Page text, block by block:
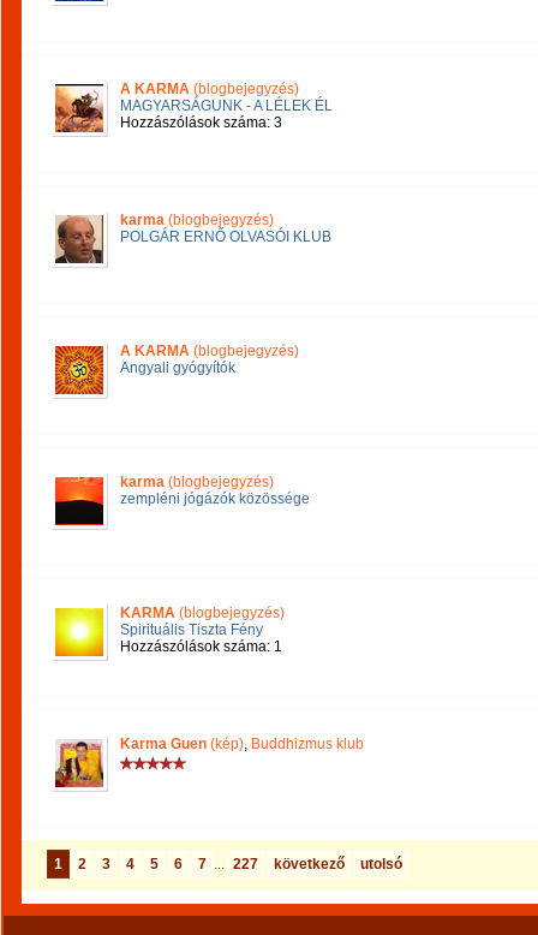
A KARMA (blogbejegyzés)
MAGYARSÁGUNK - A LÉLEK ÉL
Hozzászólások száma: 3
karma (blogbejegyzés)
POLGÁR ERNŐ OLVASÓI KLUB
A KARMA (blogbejegyzés)
Angyali gyógyítók
karma (blogbejegyzés)
zempléni jógázók közössége
KARMA (blogbejegyzés)
Spirituális Tiszta Fény
Hozzászólások száma: 1
Karma Guen (kép), Buddhizmus klub
1 2 3 4 5 6 7 ... 227 következő utolsó